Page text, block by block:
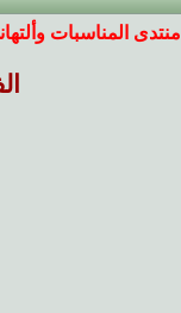
منتدى المناسبات